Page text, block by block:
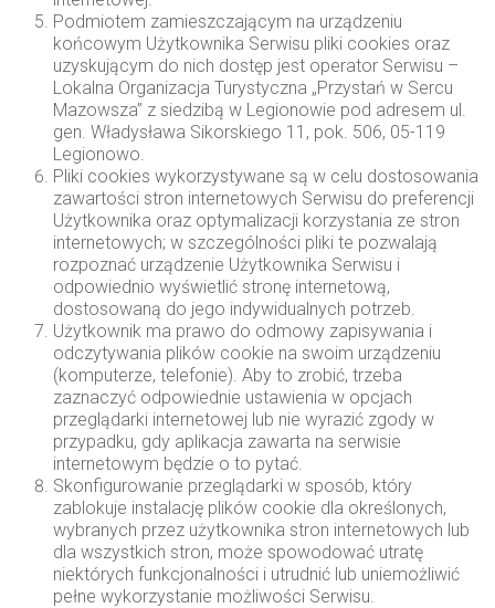
Podmiotem zamieszczającym na urządzeniu
końcowym Użytkownika Serwisu pliki cookies oraz
uzyskującym do nich dostęp jest operator Serwisu –
Lokalna Organizacja Turystyczna „Przystań w Sercu
Mazowsza” z siedzibą w Legionowie pod adresem ul.
gen. Władysława Sikorskiego 11, pok. 506, 05-119
Legionowo.
Pliki cookies wykorzystywane są w celu dostosowania
zawartości stron internetowych Serwisu do preferencji
Użytkownika oraz optymalizacji korzystania ze stron
internetowych; w szczególności pliki te pozwalają
rozpoznać urządzenie Użytkownika Serwisu i
odpowiednio wyświetlić stronę internetową,
dostosowaną do jego indywidualnych potrzeb.
Użytkownik ma prawo do odmowy zapisywania i
odczytywania plików cookie na swoim urządzeniu
(komputerze, telefonie). Aby to zrobić, trzeba
zaznaczyć odpowiednie ustawienia w opcjach
przeglądarki internetowej lub nie wyrazić zgody w
przypadku, gdy aplikacja zawarta na serwisie
internetowym będzie o to pytać.
Skonfigurowanie przeglądarki w sposób, który
zablokuje instalację plików cookie dla określonych,
wybranych przez użytkownika stron internetowych lub
dla wszystkich stron, może spowodować utratę
niektórych funkcjonalności i utrudnić lub uniemożliwić
pełne wykorzystanie możliwości Serwisu.